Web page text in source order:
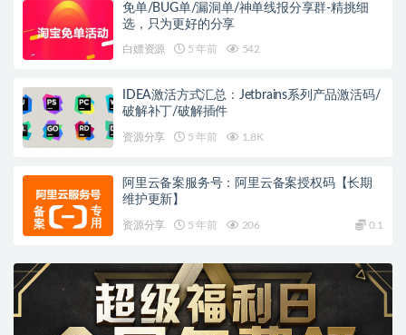
免单/BUG单/漏洞单/神单线报分享群-精挑细
选，只为更好的分享
白嫖资源 5 年前 542
IDEA激活方式汇总：Jetbrains系列产品激活码/
破解补丁/破解插件
资源分享 5 年前 1.8K
阿里云备案服务号：阿里云备案授权码【长期
维护更新】
资源分享 5 年前 206 0.1